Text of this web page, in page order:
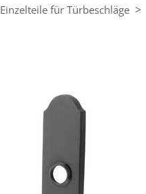
Einzelteile für Türbeschläge